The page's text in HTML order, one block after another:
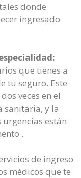
donde
ingresado
que tienes a
tu seguro. Este
veces en el
sanitaria, y la
están
.
de ingreso
médicos que te